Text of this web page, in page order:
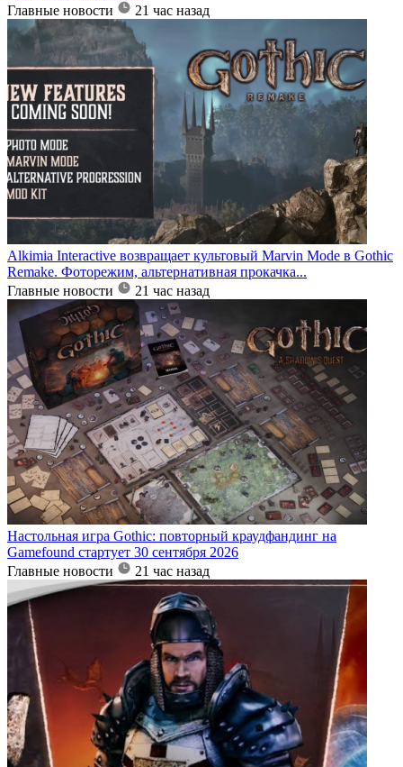
Главные новости
21 час назад
Alkimia Interactive возвращает культовый Marvin Mode в Gothic
Remake. Фоторежим, альтернативная прокачка...
Главные новости
21 час назад
Настольная игра Gothic: повторный краудфандинг на
Gamefound стартует 30 сентября 2026
Главные новости
21 час назад